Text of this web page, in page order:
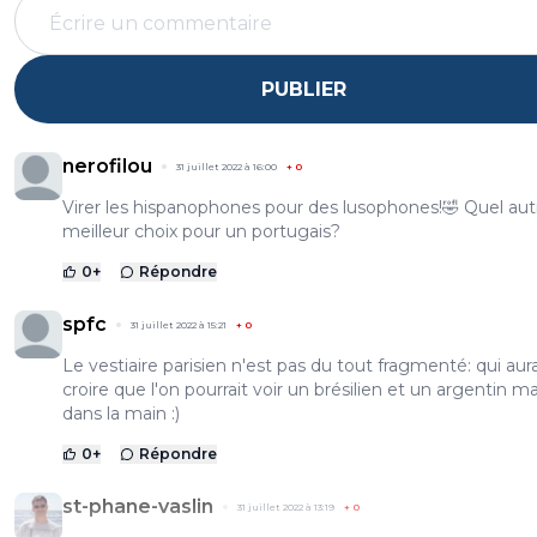
PUBLIER
nerofilou 31 juillet 2022 à 16:00 + 0
Virer les hispanophones pour des lusophones!🤣 Quel
meilleur choix pour un portugais?
0+ Répondre
spfc 31 juillet 2022 à 15:21 + 0
Le vestiaire parisien n'est pas du tout fragmenté: qui
croire que l'on pourrait voir un brésilien et un argentin
dans la main :)
0+ Répondre
st-phane-vaslin 31 juillet 2022 à 13:19 + 0